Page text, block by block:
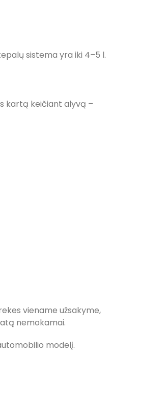
sistema yra iki 4–5 l.
kartą keičiant alyvą –
viename užsakyme,
nemokamai.
modelį.